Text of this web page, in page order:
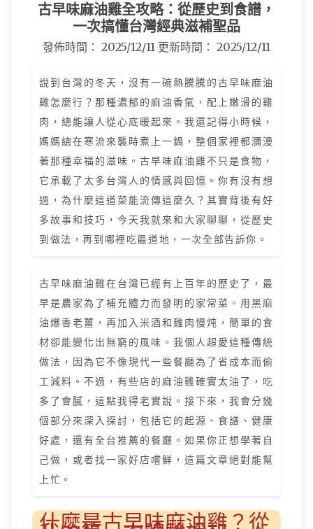
古早味麻油雞全攻略：從歷史到食譜，
一次搞懂台灣經典滋補聖品
發佈時間： 2025/12/11 更新時間： 2025/12/11
說到台灣的冬天，沒有一碗熱騰騰的古早味麻油
雞怎麼行？那種濃郁的麻油香氣，配上嫩滑的雞
肉，總能讓人從心底暖起來。我還記得小時候，
媽媽總在寒流來襲時煮上一鍋，整個家裡都瀰漫
著那種幸福的滋味。古早味麻油雞不只是食物，
它承載了太多台灣人的情感與回憶。你有沒有想
過，為什麼這道菜能流傳這麼久？其實背後有好
多故事和技巧，今天我就來和大家聊聊，從歷史
到做法，再到哪裡吃最道地，一次全部告訴你。
古早味麻油雞在台灣已經有上百年的歷史了，最
早是農家為了補充體力而發明的家常菜。用黑麻
油爆香老薑，再加入米酒和雞肉慢炖，簡單的食
材卻能變化出無窮的風味。我個人超愛這種傳統
做法，因為它不像現代一些餐廳為了省成本而偷
工減料。不過，有些店的麻油雞確實太油了，吃
多了會膩，這點我得老實說。接下來，我會分幾
個部分來深入探討，包括它的起源、食譜、健康
好處，還有全台推薦的餐廳。如果你正想學著自
己做，或者找一家好店嚐鮮，這篇文章絕對能幫
上忙。
什麼是古早味麻油雞？從